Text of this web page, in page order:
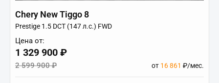
Chery New Tiggo 8
Prestige 1.5 DCT (147 л.с.) FWD
Цена от:
1 329 900 ₽
2 599 900 ₽ от 16 861 ₽/мес.